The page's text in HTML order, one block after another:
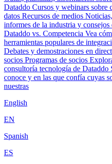
Dataddo Cursos y webinars sobre
datos Recursos de medios
informes de la industria y consejos
Dataddo vs. Competencia Vea
herramientas populares de
Debates y demostraciones en
socios Programas de socios
consultoría tecnología de Dataddo
conoce y en las que confía cuyas
nuestras
English
EN
Spanish
ES